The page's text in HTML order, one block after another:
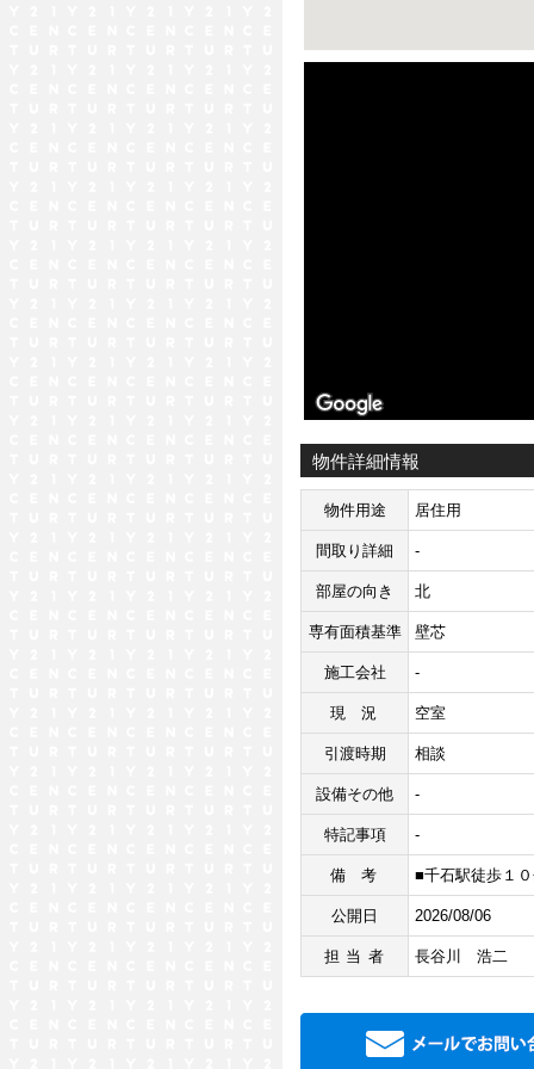
物件詳細情報
物件用途 居住用
間取り詳細 -
部屋の向き 北
専有面積基準 壁芯
施工会社 -
現況 空室
引渡時期 相談
設備その他 -
特記事項 -
備考 ■千石駅徒歩１
公開日 2026/08/06
担当者 長谷川 浩二